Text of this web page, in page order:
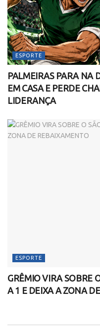
ESPORTE
PALMEIRAS PARA NA
EM CASA E PERDE
LIDERANÇA
ESPORTE
GRÊMIO VIRA SOBRE
A 1 E DEIXA A ZONA